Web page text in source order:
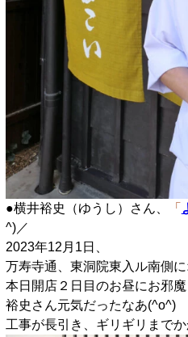
●横井裕史（ゆうし）さん、 「
^)／
2023年12月1日、
万寿寺通、東洞院東入ル南側
本日開店２日目のお昼にお邪魔
裕史さん元気だったなあ(^o^)
工事が長引き、ギリギリまでか